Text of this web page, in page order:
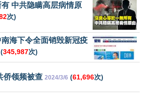
中共隐瞒高层病情原
次)
海下令全面销毁新冠疫
(345,987次)
侨领频被查 2024/3/6 (61,696次)